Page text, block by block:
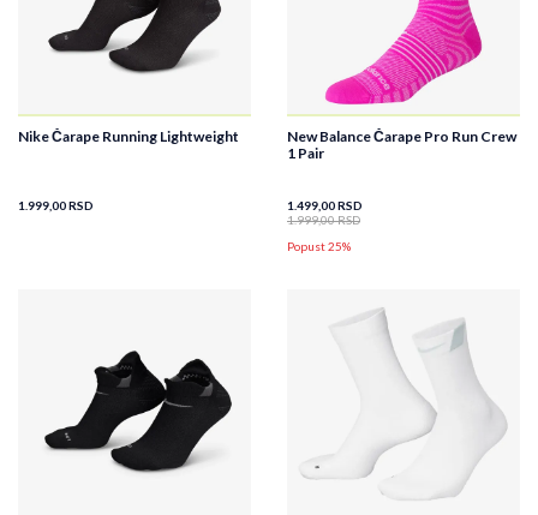
Nike Čarape Running Lightweight
1.999,00RSD
New Balance Čarape Pro Run Crew
1 Pair
1.499,00RSD
1.999,00RSD
Popust 25%